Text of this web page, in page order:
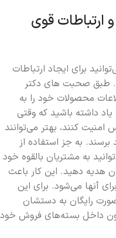
قوی
برای ایجاد ارتباطات
طبق صحبت های دکتر
محصولات خود را به
داشته باشید که وقتی
کنند، بهتر می‌توانند
برسند. به جز استفاده از
به مشتریان بالقوه خود
هدیه دهید. این کار باعث
آنها می‌شود. برای این
صورت رایگان به دستشان
داخل بسته‌های فروش خود